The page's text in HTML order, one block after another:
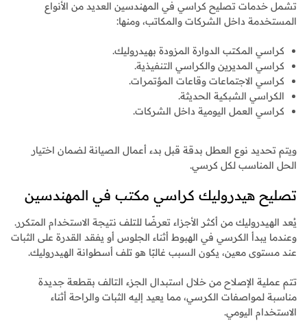
تشمل خدمات تصليح كراسي في المهندسين العديد من الأنواع
المستخدمة داخل الشركات والمكاتب، ومنها:
كراسي المكتب الدوارة المزودة بهيدروليك.
كراسي المديرين والكراسي التنفيذية.
كراسي الاجتماعات وقاعات المؤتمرات.
الكراسي الشبكية الحديثة.
كراسي العمل اليومية داخل الشركات.
ويتم تحديد نوع العطل بدقة قبل بدء أعمال الصيانة لضمان اختيار
الحل المناسب لكل كرسي.
تصليح هيدروليك كراسي مكتب في المهندسين
يُعد الهيدروليك من أكثر الأجزاء تعرضًا للتلف نتيجة الاستخدام المتكرر.
وعندما يبدأ الكرسي في الهبوط أثناء الجلوس أو يفقد القدرة على الثبات
عند مستوى معين، يكون السبب غالبًا هو تلف أسطوانة الهيدروليك.
تتم عملية الإصلاح من خلال استبدال الجزء التالف بقطعة جديدة
مناسبة لمواصفات الكرسي، مما يعيد إليه الثبات والراحة أثناء
الاستخدام اليومي.